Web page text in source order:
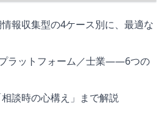
報収集型の4ケース別に、最適な
ラットフォーム／士業——6つの
談時の心構え」まで解説